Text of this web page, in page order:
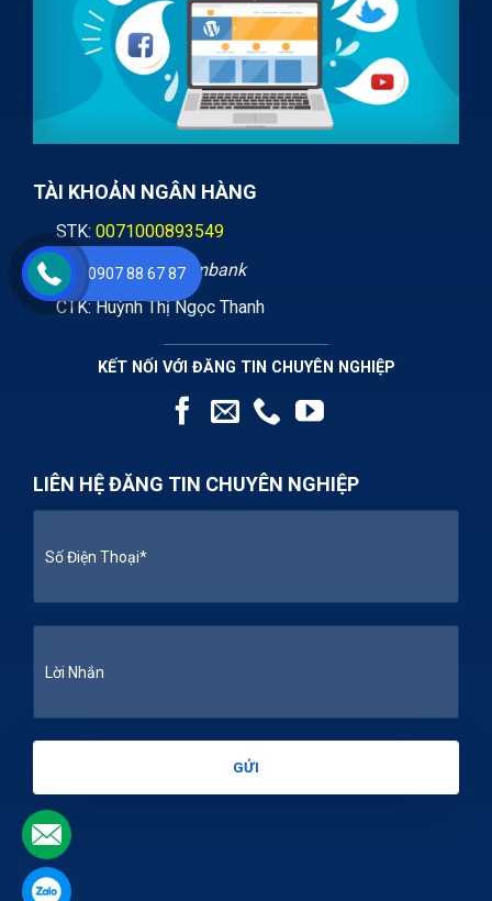
TÀI KHOẢN NGÂN HÀNG
STK: 0071000893549
Ngân hàng: Vietcombank
CTK: Huỳnh Thị Ngọc Thanh
KẾT NỐI VỚI ĐĂNG TIN CHUYÊN NGHIỆP
LIÊN HỆ ĐĂNG TIN CHUYÊN NGHIỆP
0907 88 67 87
.
.